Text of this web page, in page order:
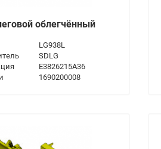
облегчённый
LG938L
SDLG
E3826215A36
1690200008